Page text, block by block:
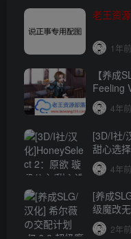
老王资
1年前
【养成
Feeling
【4.3G】
4年前
[3D/I社/
甜心选
秒传]
4年前
[养成
级魔改
2年前